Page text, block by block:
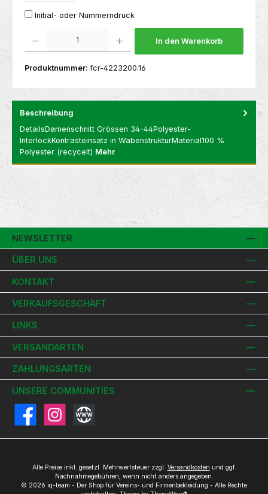
Initial- oder Nummerndruck
In den Warenkorb
Produktnummer: fcr-4223200.16
Beschreibung
DetailsDamenschnitt Grössen 34-44Polyester-
InterlockKontrasteinsatz in WabenstrukturMaterial100 %
Polyester (recycelt) Mehr
NEWSLETTER
ÜBER UNS
KONTAKT
VERKAUFSGESCHÄFT
LINKS
VERSANDARTEN
ZAHLUNGSARTEN
UNSERE COMMUNITIES
FacebookInstagramWebsite
Alle Preise inkl. gesetzl. Mehrwertsteuer zzgl. Versandkosten und ggf.
Nachnahmegebühren, wenn nicht anders angegeben.
© 2026 iq-team - Der Shop für Vereins- und Firmenbekleidung - Alle Rechte